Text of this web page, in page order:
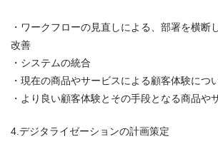
・ワークフローの見直しによる、部署を横断
改善
・システムの統合
・現在の商品やサービスによる顧客体験につ
・より良い顧客体験とその手段となる商品や
4.デジタライゼーションの計画策定